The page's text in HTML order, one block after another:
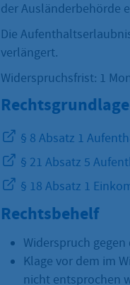
der Ausländerbehörde
Die
verlängert.
Widerspruchsfrist: 1
Rechtsgrundlage
§ 8 Absatz 1
§ 21 Absatz 5
§ 18 Absatz 1
Rechtsbehelf
Widerspruch
Klage vor dem im
nicht entsprochen